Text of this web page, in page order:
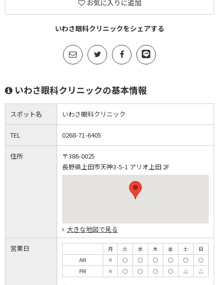
お気に入りに追加
いわさ眼科クリニックをシェアする
いわさ眼科クリニックの基本情報
スポット名 いわさ眼科クリニック
TEL 0268-71-6405
住所
〒386-0025
長野県上田市天神3-5-1 アリオ上田 2F
大きな地図で見る
営業日 月 火 水 木 金 土
日
AM
× ◯ ◯ ◯ ◯ ◯
◯
PM
× ◯ ◯ ◯ ◯ △ △